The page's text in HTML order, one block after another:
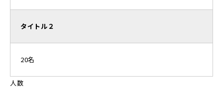
タイトル２
20名
人数